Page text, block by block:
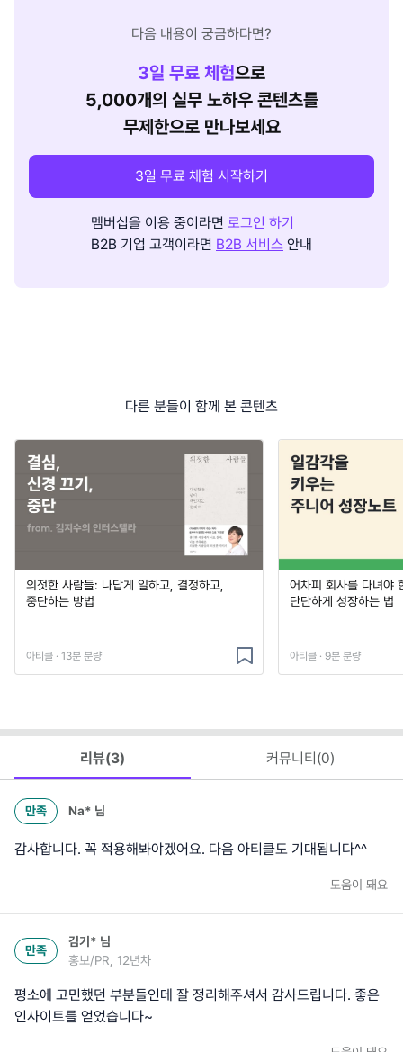
다음 내용이 궁금하다면?
3일 무료 체험으로
5,000개의 실무 노하우 콘텐츠를
무제한으로 만나보세요
3일 무료 체험 시작하기
멤버십을 이용 중이라면 로그인 하기
B2B 기업 고객이라면 B2B 서비스 안내
다른 분들이 함께 본 콘텐츠
의젓한 사람들: 나답게 일하고, 결정하고,
중단하는 방법
아티클 · 13분 분량
어차피 회사를 다녀야
단단하게 성장하는 법
아티클 · 9분 분량
리뷰(3) 커뮤니티(0)
만족 Na* 님
감사합니다. 꼭 적용해봐야겠어요. 다음 아티클도 기대됩니다^^
도움이 돼요
만족
김기* 님
홍보/PR, 12년차
평소에 고민했던 부분들인데 잘 정리해주셔서 감사드립니다. 좋은
인사이트를 얻었습니다~